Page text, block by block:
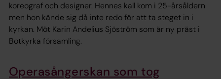
koreograf och designer. Hennes kall kom i 25-årsåldern
men hon kände sig då inte redo för att ta steget in i
kyrkan. Möt Karin Andelius Sjöström som är ny präst i
Botkyrka församling.
Operasångerskan som tog